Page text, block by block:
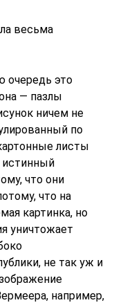
весьма
очередь это
— пазлы
ничем не
по
листы
истинный
что они
что на
картинка, но
уничтожает
не так уж и
например,